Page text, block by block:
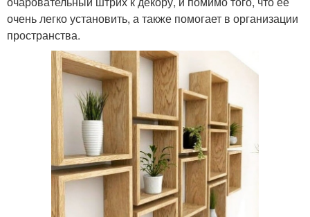
очень легко установить, а также помогает в организации
пространства.